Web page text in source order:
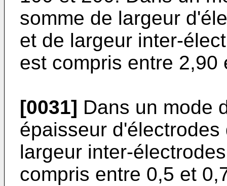
somme de largeur
et de largeur inter-
est compris entre 2,90
[0031] Dans un mode
épaisseur
largeur inter-
compris entre 0,5 et